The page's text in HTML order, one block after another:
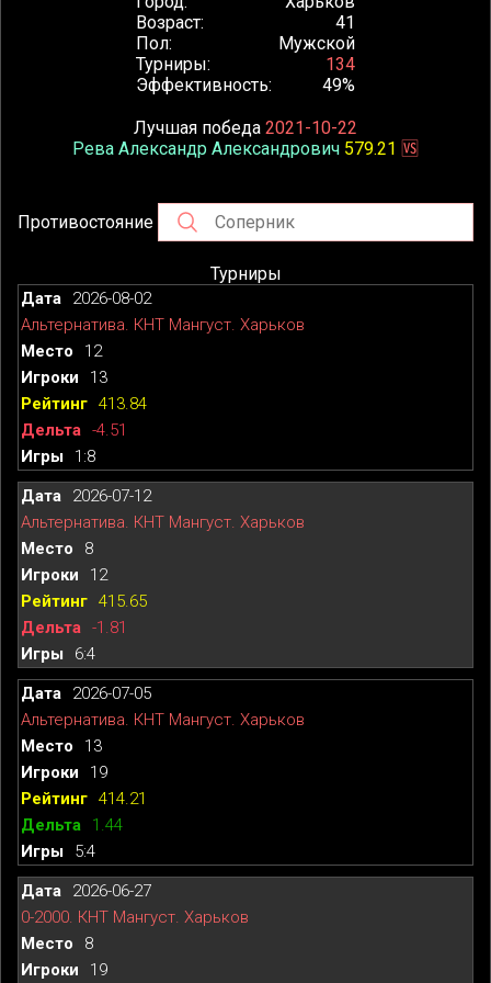
Возраст
41
Пол
Мужской
Турниры
134
Эффективность
49%
Лучшая победа 2021-10-22
Рева Александр Александрович 579.21 🆚
Противостояние
Турниры
2026-08-02
Альтернатива. КНТ Мангуст. Харьков
12
13
413.84
-4.51
1:8
2026-07-12
Альтернатива. КНТ Мангуст. Харьков
8
12
415.65
-1.81
6:4
2026-07-05
Альтернатива. КНТ Мангуст. Харьков
13
19
414.21
1.44
5:4
2026-06-27
0-2000. КНТ Мангуст. Харьков
8
19